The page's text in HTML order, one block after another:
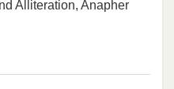
Alliteration, Anapher